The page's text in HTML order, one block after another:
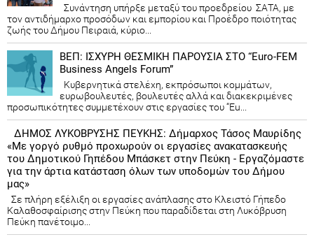
Συνάντηση υπήρξε μεταξύ του προεδρείου ΣΑΤΑ, με
τον αντιδήμαρχο προσόδων και εμπορίου και Προέδρο ποιότητας
ζωής του Δήμου Πειραιά, κύριο...
ΒΕΠ: ΙΣΧΥΡΗ ΘΕΣΜΙΚΗ ΠΑΡΟΥΣΙΑ ΣΤΟ “Euro-FEM
Business Angels Forum”
Κυβερνητικά στελέχη, εκπρόσωποι κομμάτων,
ευρωβουλευτές, βουλευτές αλλά και διακεκριμένες
προσωπικότητες συμμετέχουν στις εργασίες του “Eu...
ΔΗΜΟΣ ΛΥΚΟΒΡΥΣΗΣ ΠΕΥΚΗΣ: Δήμαρχος Τάσος Μαυρίδης
«Με γοργό ρυθμό προχωρούν οι εργασίες ανακατασκευής
του Δημοτικού Γηπέδου Μπάσκετ στην Πεύκη - Εργαζόμαστε
για την άρτια κατάσταση όλων των υποδομών του Δήμου
μας»
Σε πλήρη εξέλιξη οι εργασίες ανάπλασης στο Κλειστό Γήπεδο
Καλαθοσφαίρισης στην Πεύκη που παραδίδεται στη Λυκόβρυση
Πεύκη πανέτοιμο...